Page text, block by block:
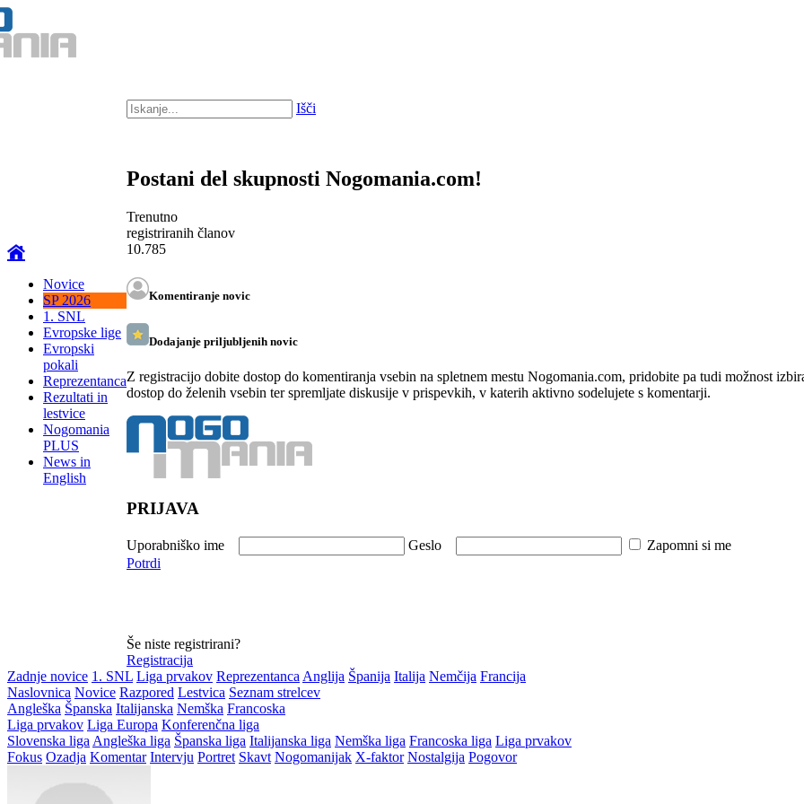
Novice
SP 2026
1. SNL
Evropske lige
Evropski
pokali
Reprezentanca
Rezultati in
lestvice
Nogomania
PLUS
News in
English
Išči
Postani del skupnosti Nogomania.com!
Trenutno
registriranih članov
10.785
Komentiranje novic
Dodajanje priljubljenih novic
Z registracijo dobite dostop do komentiranja vsebin na spletnem mestu Nogomania.com, pridobite pa tudi možnost
dostop do želenih vsebin ter spremljate diskusije v prispevkih, v katerih aktivno sodelujete s komentarji.
PRIJAVA
Uporabniško ime Geslo Zapomni si me
Potrdi
Še niste registrirani?
Registracija
Zadnje novice 1. SNL Liga prvakov Reprezentanca Anglija Španija Italija Nemčija Francija
Naslovnica Novice Razpored Lestvica Seznam strelcev
Angleška Španska Italijanska Nemška Francoska
Liga prvakov Liga Europa Konferenčna liga
Slovenska liga Angleška liga Španska liga Italijanska liga Nemška liga Francoska liga Liga prvakov
Fokus Ozadja Komentar Intervju Portret Skavt Nogomanijak X-faktor Nostalgija Pogovor